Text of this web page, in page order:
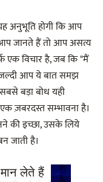
होगी कि आप
जानते हैं तो आप असत्य
एक विचार है, जब कि "मैं
जल्दी आप ये बात समझ
बड़ा बोध यही
ज़बरदस्त सम्भावना है।
की इच्छा, उसके लिये
जाती है।
लेते हैं